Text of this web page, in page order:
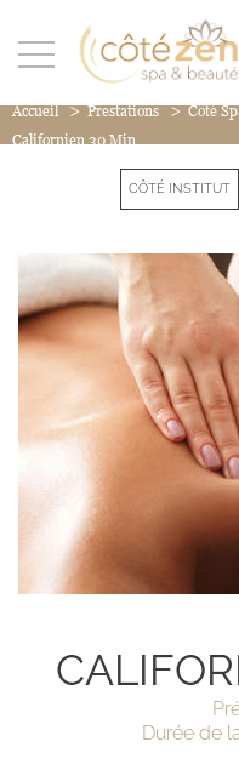
Accueil > Prestations > Côté
Californien 30 Min
CÔTÉ INSTITUT
Durée de